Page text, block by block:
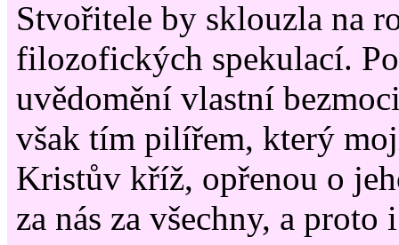
Stvořitele by sklouzla na
filozofických spekulací.
uvědomění vlastní
však tím pilířem, který
Kristův kříž, opřenou o
za nás za všechny, a